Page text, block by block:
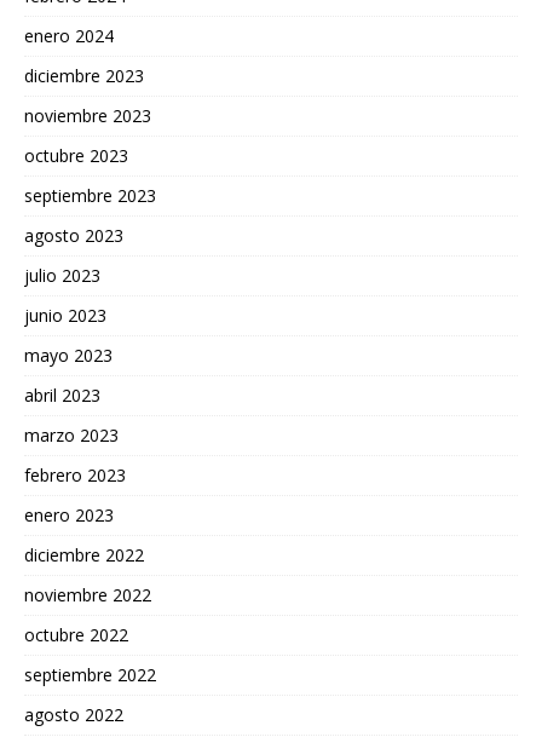
enero 2024
diciembre 2023
noviembre 2023
octubre 2023
septiembre 2023
agosto 2023
julio 2023
junio 2023
mayo 2023
abril 2023
marzo 2023
febrero 2023
enero 2023
diciembre 2022
noviembre 2022
octubre 2022
septiembre 2022
agosto 2022